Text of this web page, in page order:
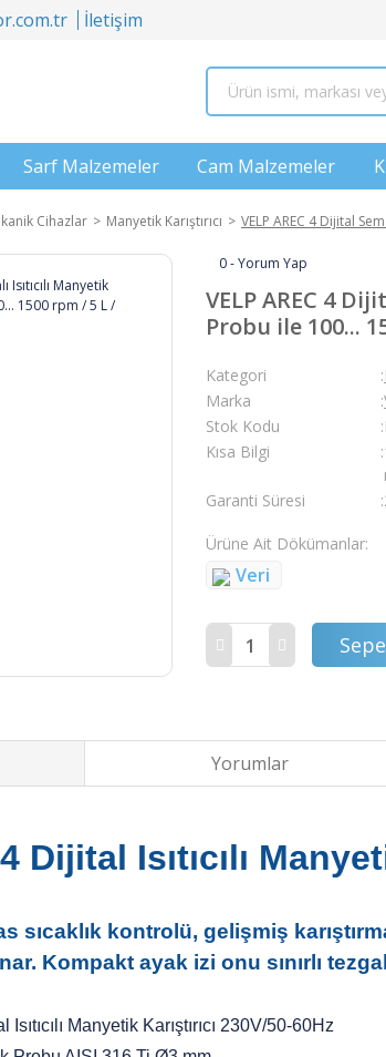
İletişim
Sarf Malzemeler Cam Malzemeler
Cihazlar Manyetik Karıştırıcı VELP AREC 4 Dijital
0 - Yorum Yap
VELP AREC 4
Probu ile 100...
Kategori
Marka
Stok Kodu
Kısa Bilgi
Garanti Süresi
Ürüne Ait Dökümanlar
Veri
Yorumlar
Dijital Isıtıcılı
sıcaklık kontrolü, gelişmiş
Kompakt ayak izi onu sınırlı
Manyetik Karıştırıcı 230V/50-60Hz